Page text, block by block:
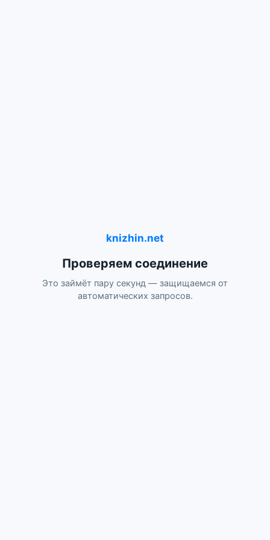
knizhin.net
Проверяем соединение
Это займёт пару секунд — защищаемся от
автоматических запросов.